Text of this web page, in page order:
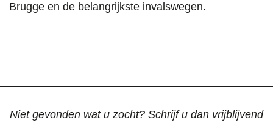
Brugge en de belangrijkste invalswegen.
Niet gevonden wat u zocht? Schrijf u dan vrijblijvend